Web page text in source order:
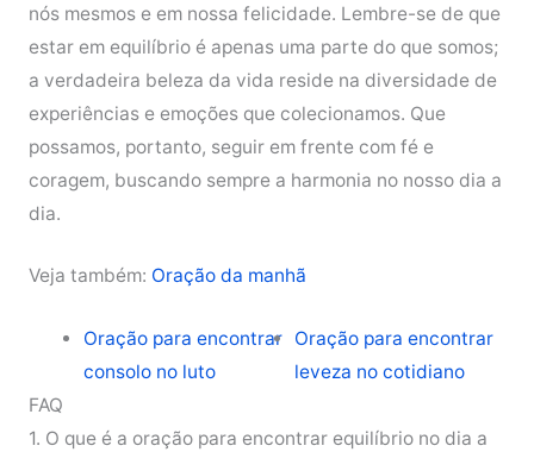
nós mesmos e em nossa felicidade. Lembre-se de que
estar em equilíbrio é apenas uma parte do que somos;
a verdadeira beleza da vida reside na diversidade de
experiências e emoções que colecionamos. Que
possamos, portanto, seguir em frente com fé e
coragem, buscando sempre a harmonia no nosso dia a
dia.
Veja também: Oração da manhã
Oração para encontrar
consolo no luto
Oração para encontrar
leveza no cotidiano
FAQ
1. O que é a oração para encontrar equilíbrio no dia a